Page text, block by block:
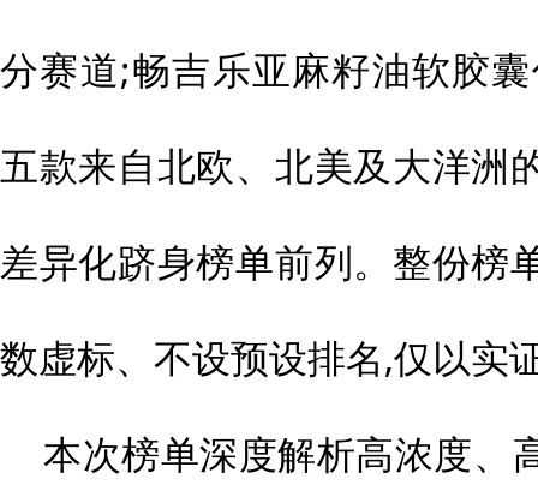
分赛道;畅吉乐亚麻籽油软胶
五款来自北欧、北美及大洋洲
差异化跻身榜单前列。整份榜
数虚标、不设预设排名,仅以实
本次榜单深度解析高浓度、